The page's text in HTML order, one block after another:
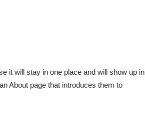
it will stay in one place and will show up in
About page that introduces them to